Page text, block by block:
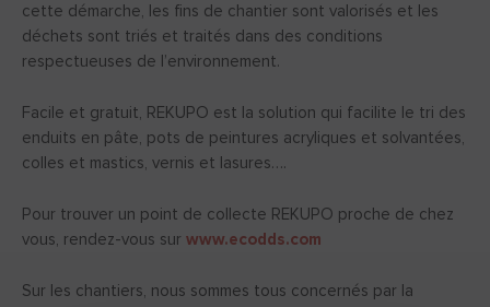
cette démarche, les fins de chantier sont valorisés et les
déchets sont triés et traités dans des conditions
respectueuses de l’environnement.
Facile et gratuit, REKUPO est la solution qui facilite le tri des
enduits en pâte, pots de peintures acryliques et solvantées,
colles et mastics, vernis et lasures….
Pour trouver un point de collecte REKUPO proche de chez
vous, rendez-vous sur www.ecodds.com
Sur les chantiers, nous sommes tous concernés par la